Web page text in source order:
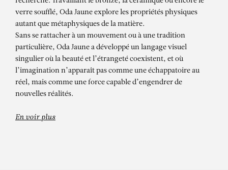
Sans titre
verre soufflé, Oda Jaune explore les propriétés physiques
autant que métaphysiques de la matière.
Sans se rattacher à un mouvement ou à une tradition
particulière, Oda Jaune a développé un langage visuel
singulier où la beauté et l’étrangeté coexistent, et où
l’imagination n’apparaît pas comme une échappatoire au
réel, mais comme une force capable d’engendrer de
nouvelles réalités.
En voir plus